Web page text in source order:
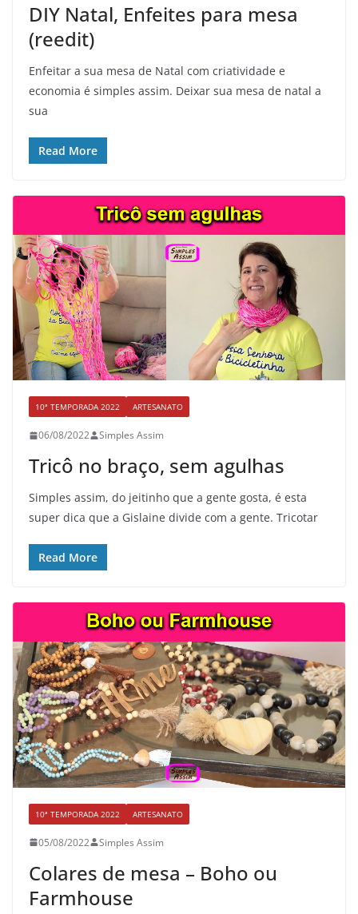
DIY Natal, Enfeites para mesa
(reedit)
Enfeitar a sua mesa de Natal com criatividade e
economia é simples assim. Deixar sua mesa de natal a
sua
Read More
10ª TEMPORADA 2022 ARTESANATO
06/08/2022 Simples Assim
Tricô no braço, sem agulhas
Simples assim, do jeitinho que a gente gosta, é esta
super dica que a Gislaine divide com a gente. Tricotar
Read More
10ª TEMPORADA 2022 ARTESANATO
05/08/2022 Simples Assim
Colares de mesa – Boho ou
Farmhouse